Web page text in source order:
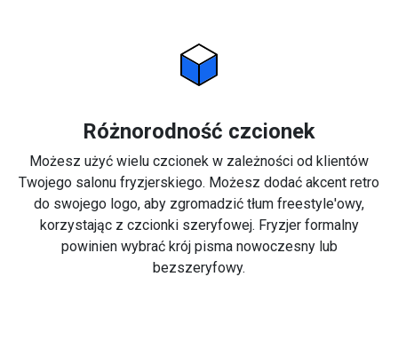
Różnorodność czcionek
Możesz użyć wielu czcionek w zależności od klientów
Twojego salonu fryzjerskiego. Możesz dodać akcent retro
do swojego logo, aby zgromadzić tłum freestyle'owy,
korzystając z czcionki szeryfowej. Fryzjer formalny
powinien wybrać krój pisma nowoczesny lub
bezszeryfowy.